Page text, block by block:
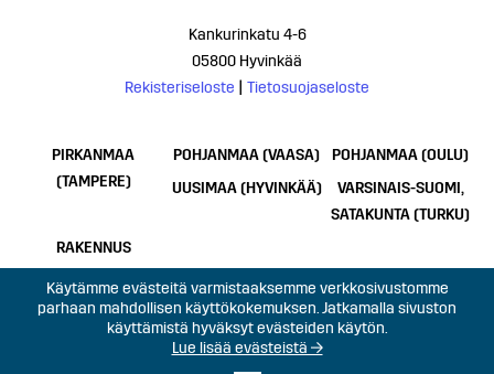
Kankurinkatu 4-6
05800 Hyvinkää
Rekisteriseloste
Tietosuojaseloste
PIRKANMAA
(TAMPERE)
POHJANMAA (VAASA)
POHJANMAA (OULU)
UUSIMAA (HYVINKÄÄ)
VARSINAIS-SUOMI,
SATAKUNTA (TURKU)
RAKENNUS
Käytämme evästeitä varmistaaksemme verkkosivustomme
parhaan mahdollisen käyttökokemuksen. Jatkamalla sivuston
käyttämistä hyväksyt evästeiden käytön.
Lue lisää evästeistä →